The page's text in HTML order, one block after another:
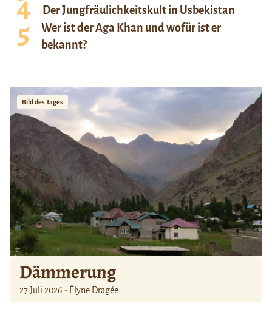
Der Jungfräulichkeitskult in Usbekistan
Wer ist der Aga Khan und wofür ist er
bekannt?
Bild des Tages
Dämmerung
27 Juli 2026 - Élyne Dragée